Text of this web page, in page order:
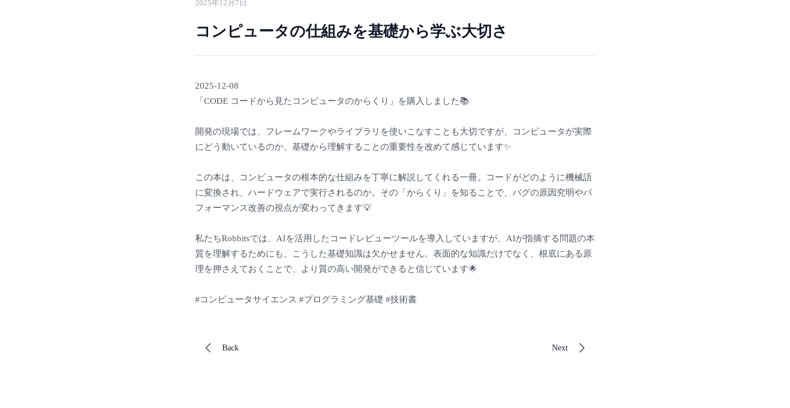
2025年12月7日
コンピュータの仕組みを基礎から学ぶ大切さ
2025-12-08
「CODE コードから見たコンピュータのからくり」を購入しました📚
開発の現場では、フレームワークやライブラリを使いこなすことも大切ですが、コンピュータが実際
にどう動いているのか、基礎から理解することの重要性を改めて感じています✨
この本は、コンピュータの根本的な仕組みを丁寧に解説してくれる一冊。コードがどのように機械語
に変換され、ハードウェアで実行されるのか。その「からくり」を知ることで、バグの原因究明やパ
フォーマンス改善の視点が変わってきます💡
私たちRobbitsでは、AIを活用したコードレビューツールを導入していますが、AIが指摘する問題の本
質を理解するためにも、こうした基礎知識は欠かせません。表面的な知識だけでなく、根底にある原
理を押さえておくことで、より質の高い開発ができると信じています🌟
#コンピュータサイエンス #プログラミング基礎 #技術書
Back Next